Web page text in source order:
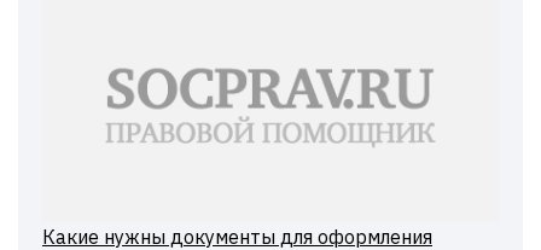
Какие нужны документы для оформления